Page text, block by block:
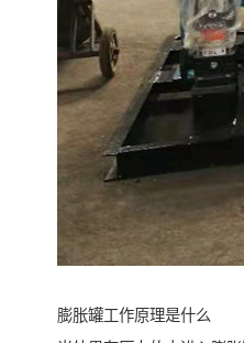
膨胀罐工作原理是什么